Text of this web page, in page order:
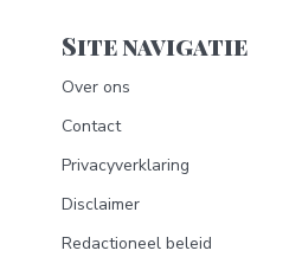
Site navigatie
Over ons
Contact
Privacyverklaring
Disclaimer
Redactioneel beleid